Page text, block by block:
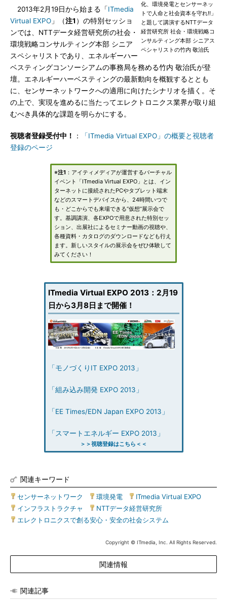
化、環境発電とセンサーネッ
トで人命と社会資本を守れ!!」
と題して講演するNTTデータ
経営研究所 社会・環境戦略コ
ンサルティング本部 シニアス
ペシャリストの竹内 敬治氏
2013年2月19日から始まる「ITmedia
Virtual EXPO 」（注1 ）の特別セッショ
ンでは、NTTデータ経営研究所の社会・
環境戦略コンサルティング本部 シニア
スペシャリストであり、エネルギーハー
ベスティングコンソーシアムの事務局を務める竹内 敬治氏が登
壇。エネルギーハーベスティングの最新動向を概観するととも
に、センサーネットワークへの適用に向けたシナリオを描く。そ
の上で、実現を進めるに当たってエレクトロニクス業界が取り組
むべき具体的な課題を明らかにする。
視聴者登録受付中！ ：
「ITmedia Virtual EXPO」の概要と視聴者
登録のページ
※注1 ：アイティメディアが運営するバーチャル
イベント「ITmedia Virtual EXPO」とは、イン
ターネットに接続されたPCやタブレット端末
などのスマートデバイスから、24時間いつで
も・どこからでも来場できる“仮想”展示会で
す。基調講演、各EXPOで用意された特別セッ
ション、出展社によるセミナー動画の視聴や、
各種資料・カタログのダウンロードなども行え
ます。新しいスタイルの展示会をぜひ体験して
みてください！
ITmedia Virtual EXPO 2013：2月19
日から3月8日まで開催！
「モノづくりIT EXPO 2013」
「組み込み開発 EXPO 2013」
「EE Times/EDN Japan EXPO 2013」
「スマートエネルギー EXPO 2013」
＞＞視聴登録はこちら＜＜
関連キーワード
センサーネットワーク 環境発電 ITmedia Virtual EXPO
インフラストラクチャ
NTTデータ経営研究所
エレクトロニクスで創る安心・安全の社会システム
Copyright © ITmedia, Inc. All Rights Reserved.
関連情報
関連記事